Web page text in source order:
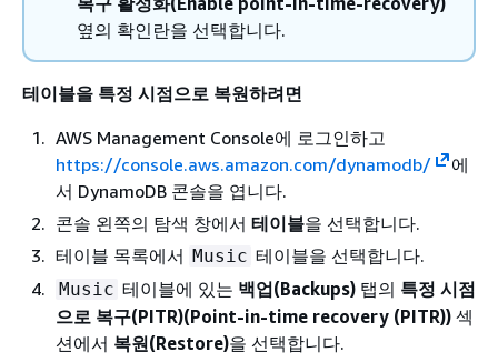
옆의 확인란을 선택합니다.
테이블을 특정 시점으로 복원하려면
AWS Management Console에 로그인하고
https://console.aws.amazon.com/dynamodb/
에
서 DynamoDB 콘솔을 엽니다.
콘솔 왼쪽의 탐색 창에서 테이블을 선택합니다.
테이블 목록에서 Music 테이블을 선택합니다.
Music 테이블에 있는 백업(Backups) 탭의 특정 시점
으로 복구(PITR)(Point-in-time recovery (PITR)) 섹
션에서 복원(Restore)을 선택합니다.